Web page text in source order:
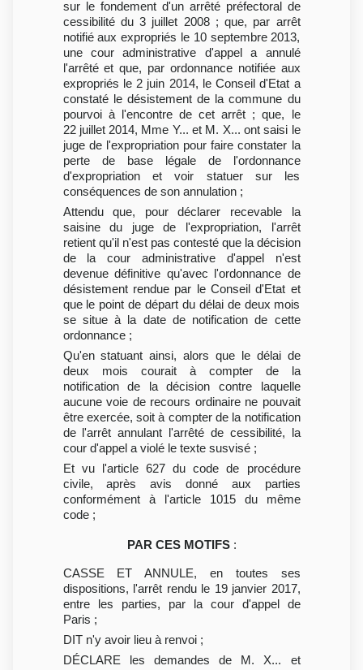
sur le fondement d'un arrêté préfectoral de
cessibilité du 3 juillet 2008 ; que, par arrêt
notifié aux expropriés le 10 septembre 2013,
une cour administrative d'appel a annulé
l'arrêté et que, par ordonnance notifiée aux
expropriés le 2 juin 2014, le Conseil d'Etat a
constaté le désistement de la commune du
pourvoi à l'encontre de cet arrêt ; que, le
22 juillet 2014, Mme Y... et M. X... ont saisi le
juge de l'expropriation pour faire constater la
perte de base légale de l'ordonnance
d'expropriation et voir statuer sur les
conséquences de son annulation ;
Attendu que, pour déclarer recevable la
saisine du juge de l'expropriation, l'arrêt
retient qu'il n'est pas contesté que la décision
de la cour administrative d'appel n'est
devenue définitive qu'avec l'ordonnance de
désistement rendue par le Conseil d'Etat et
que le point de départ du délai de deux mois
se situe à la date de notification de cette
ordonnance ;
Qu'en statuant ainsi, alors que le délai de
deux mois courait à compter de la
notification de la décision contre laquelle
aucune voie de recours ordinaire ne pouvait
être exercée, soit à compter de la notification
de l'arrêt annulant l'arrêté de cessibilité, la
cour d'appel a violé le texte susvisé ;
Et vu l'article 627 du code de procédure
civile, après avis donné aux parties
conformément à l'article 1015 du même
code ;
PAR CES MOTIFS:
CASSE ET ANNULE, en toutes ses
dispositions, l'arrêt rendu le 19 janvier 2017,
entre les parties, par la cour d'appel de
Paris ;
DIT n'y avoir lieu à renvoi ;
DÉCLARE les demandes de M. X... et